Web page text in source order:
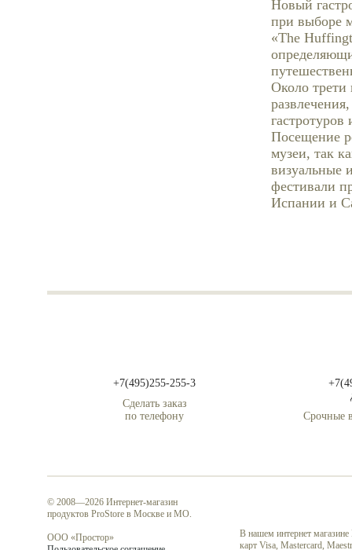
Новый
при выборе
«The
Около трети
Посещение
музеи, так
визуальные
фестивали
Испании и
+7(495)255-255-3
Сделать заказ
по телефону
Срочные
© 2008—2026 Интернет-магазин
продуктов ProStore в Москве и МО.
ООО «Простор»
В нашем интернет
карт Visa, Mastercard,